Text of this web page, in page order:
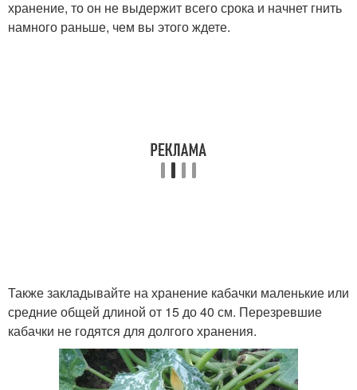
хранение, то он не выдержит всего срока и начнет гнить
намного раньше, чем вы этого ждете.
Также закладывайте на хранение кабачки маленькие или
средние общей длиной от 15 до 40 см. Перезревшие
кабачки не годятся для долгого хранения.